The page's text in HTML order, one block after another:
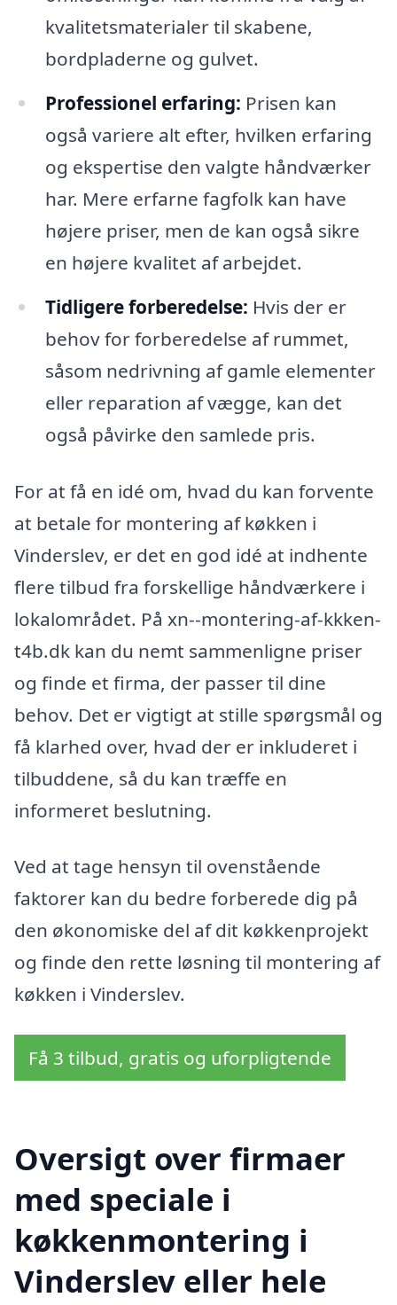
kvalitetsmaterialer til skabene,
bordpladerne og gulvet.
Professionel erfaring: Prisen kan
også variere alt efter, hvilken erfaring
og ekspertise den valgte håndværker
har. Mere erfarne fagfolk kan have
højere priser, men de kan også sikre
en højere kvalitet af arbejdet.
Tidligere forberedelse: Hvis der er
behov for forberedelse af rummet,
såsom nedrivning af gamle elementer
eller reparation af vægge, kan det
også påvirke den samlede pris.
For at få en idé om, hvad du kan forvente
at betale for montering af køkken i
Vinderslev, er det en god idé at indhente
flere tilbud fra forskellige håndværkere i
lokalområdet. På xn--montering-af-kkken-
t4b.dk kan du nemt sammenligne priser
og finde et firma, der passer til dine
behov. Det er vigtigt at stille spørgsmål og
få klarhed over, hvad der er inkluderet i
tilbuddene, så du kan træffe en
informeret beslutning.
Ved at tage hensyn til ovenstående
faktorer kan du bedre forberede dig på
den økonomiske del af dit køkkenprojekt
og finde den rette løsning til montering af
køkken i Vinderslev.
Få 3 tilbud, gratis og uforpligtende
Oversigt over firmaer
med speciale i
køkkenmontering i
Vinderslev eller hele